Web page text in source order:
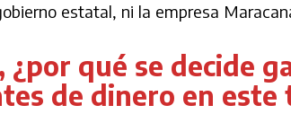
estatal, ni la empresa
¿por qué se decide
de dinero en este